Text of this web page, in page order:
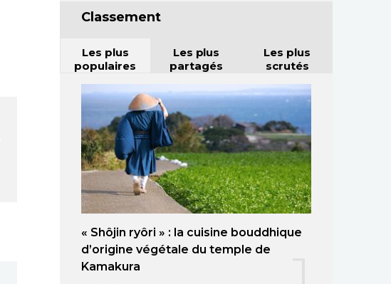
Classement
Les plus
populaires
Les plus
partagés
Les plus
scrutés
« Shôjin ryôri » : la cuisine bouddhique
d’origine végétale du temple de
Kamakura